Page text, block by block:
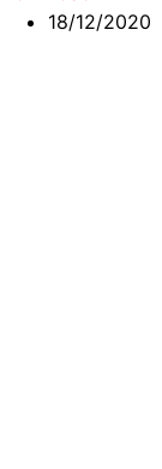
18/12/2020